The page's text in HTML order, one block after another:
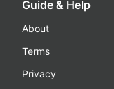
Guide & Help
About
Terms
Privacy